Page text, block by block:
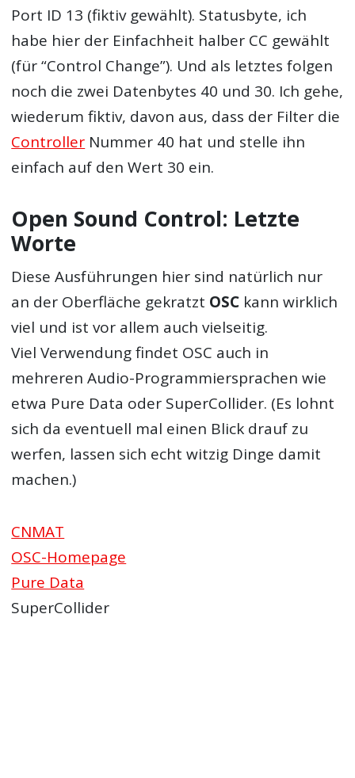
Port ID 13 (fiktiv gewählt). Statusbyte, ich
habe hier der Einfachheit halber CC gewählt
(für “Control Change”). Und als letztes folgen
noch die zwei Datenbytes 40 und 30. Ich gehe,
wiederum fiktiv, davon aus, dass der Filter die
Controller Nummer 40 hat und stelle ihn
einfach auf den Wert 30 ein.
Open Sound Control: Letzte
Worte
Diese Ausführungen hier sind natürlich nur
an der Oberfläche gekratzt OSC kann wirklich
viel und ist vor allem auch vielseitig.
Viel Verwendung findet OSC auch in
mehreren Audio-Programmiersprachen wie
etwa Pure Data oder SuperCollider. (Es lohnt
sich da eventuell mal einen Blick drauf zu
werfen, lassen sich echt witzig Dinge damit
machen.)
CNMAT
OSC-Homepage
Pure Data
SuperCollider